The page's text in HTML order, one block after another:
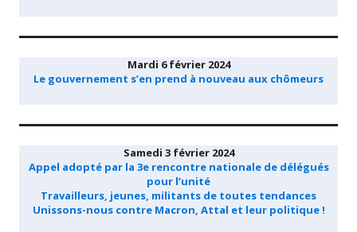
Mardi 6 février 2024
Le gouvernement s’en prend à nouveau aux chômeurs
Samedi 3 février 2024
Appel adopté par la 3e rencontre nationale de délégués
pour l’unité
Travailleurs, jeunes, militants de toutes tendances
Unissons-nous contre Macron, Attal et leur politique !